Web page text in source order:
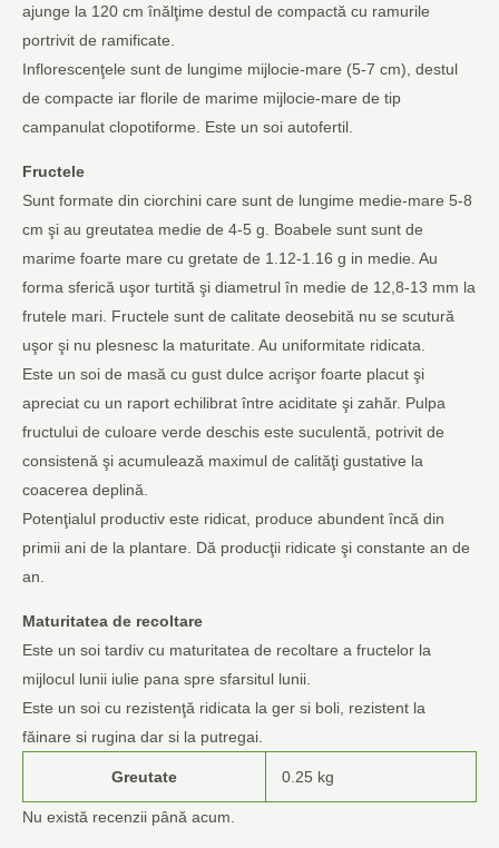
ajunge la 120 cm înălţime destul de compactă cu ramurile
portrivit de ramificate.
Inflorescenţele sunt de lungime mijlocie-mare (5-7 cm), destul
de compacte iar florile de marime mijlocie-mare de tip
campanulat clopotiforme. Este un soi autofertil.
Fructele
Sunt formate din ciorchini care sunt de lungime medie-mare 5-8
cm şi au greutatea medie de 4-5 g. Boabele sunt sunt de
marime foarte mare cu gretate de 1.12-1.16 g in medie. Au
forma sferică uşor turtită şi diametrul în medie de 12,8-13 mm la
frutele mari. Fructele sunt de calitate deosebită nu se scutură
uşor şi nu plesnesc la maturitate. Au uniformitate ridicata.
Este un soi de masă cu gust dulce acrişor foarte placut şi
apreciat cu un raport echilibrat între aciditate şi zahăr. Pulpa
fructului de culoare verde deschis este suculentă, potrivit de
consistenă şi acumulează maximul de calităţi gustative la
coacerea deplină.
Potenţialul productiv este ridicat, produce abundent încă din
primii ani de la plantare. Dă producţii ridicate şi constante an de
an.
Maturitatea de recoltare
Este un soi tardiv cu maturitatea de recoltare a fructelor la
mijlocul lunii iulie pana spre sfarsitul lunii.
Este un soi cu rezistenţă ridicata la ger si boli, rezistent la
făinare si rugina dar si la putregai.
Greutate 0.25 kg
Nu există recenzii până acum.